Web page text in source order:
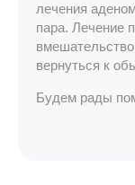
лечения
пара. Лечение
вернуться к
Будем рады